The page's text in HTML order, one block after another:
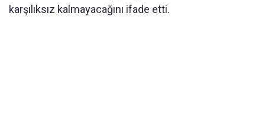
karşılıksız kalmayacağını ifade etti.